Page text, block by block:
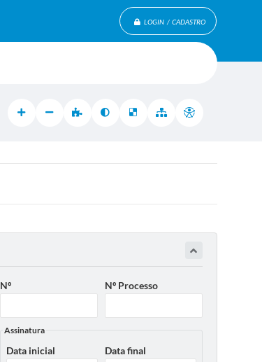
LOGIN / CADASTRO
Nº Nº Processo
Assinatura
Data inicial Data final